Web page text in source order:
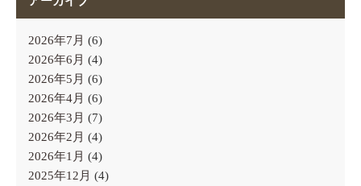
2026年7月 (6)
2026年6月 (4)
2026年5月 (6)
2026年4月 (6)
2026年3月 (7)
2026年2月 (4)
2026年1月 (4)
2025年12月 (4)